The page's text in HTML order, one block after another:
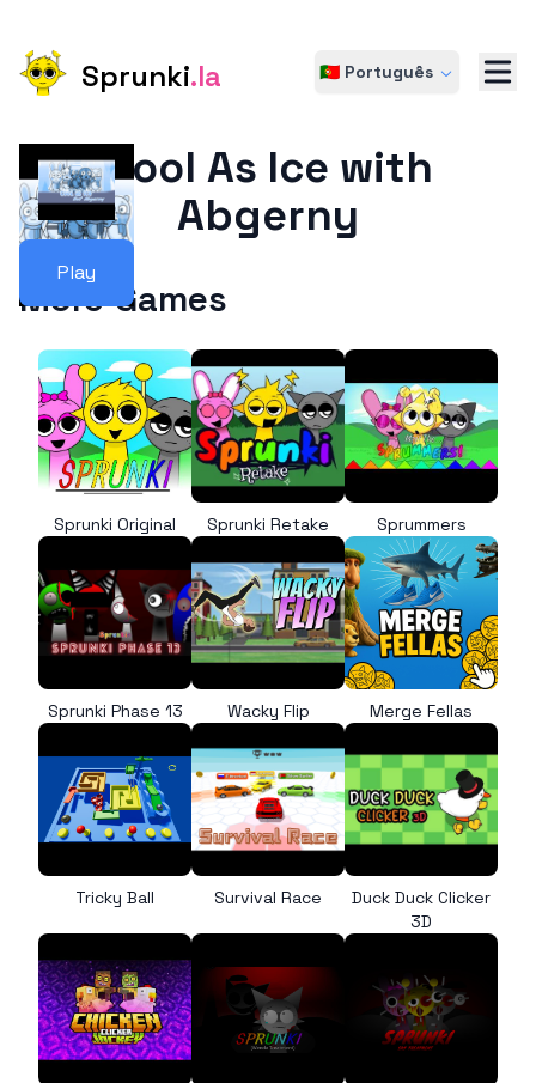
Sprunki.la 🇵🇹 Português
Play
Cool As Ice with
Abgerny
More Games
Sprunki Original Sprunki Retake Sprummers
Sprunki Phase 13 Wacky Flip Merge Fellas
Tricky Ball Survival Race
Duck Duck Clicker
3D